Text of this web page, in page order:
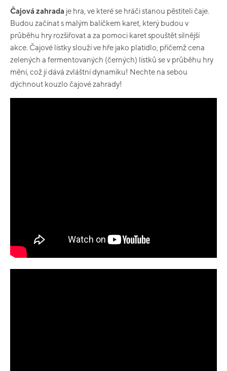
Čajová zahrada je hra, ve které se hráči stanou pěstiteli čaje.
Budou začínat s malým balíčkem karet, který budou v
průběhu hry rozšiřovat a za pomoci karet spouštět silnější
akce. Čajové lístky slouží ve hře jako platidlo, přičemž cena
zelených a fermentovaných (černých) lístků se v průběhu hry
mění, což jí dává zvláštní dynamiku! Nechte na sebou
dýchnout kouzlo čajové zahrady!